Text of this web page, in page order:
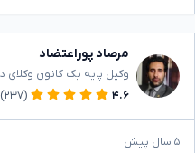
مرصاد پوراعتضاد
وکیل پایه یک کانون وکلای
۴.۶
(۲۳۷)
۵ سال پیش